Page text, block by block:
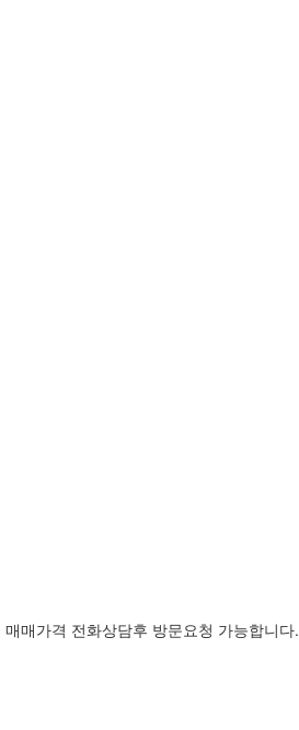
매가격 전화상담후 방문요청 가능합니다.